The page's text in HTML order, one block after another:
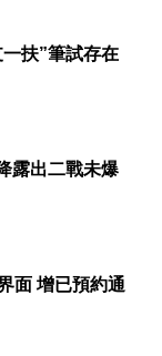
扶”筆試存在
露出二戰未爆
面 增已預約通